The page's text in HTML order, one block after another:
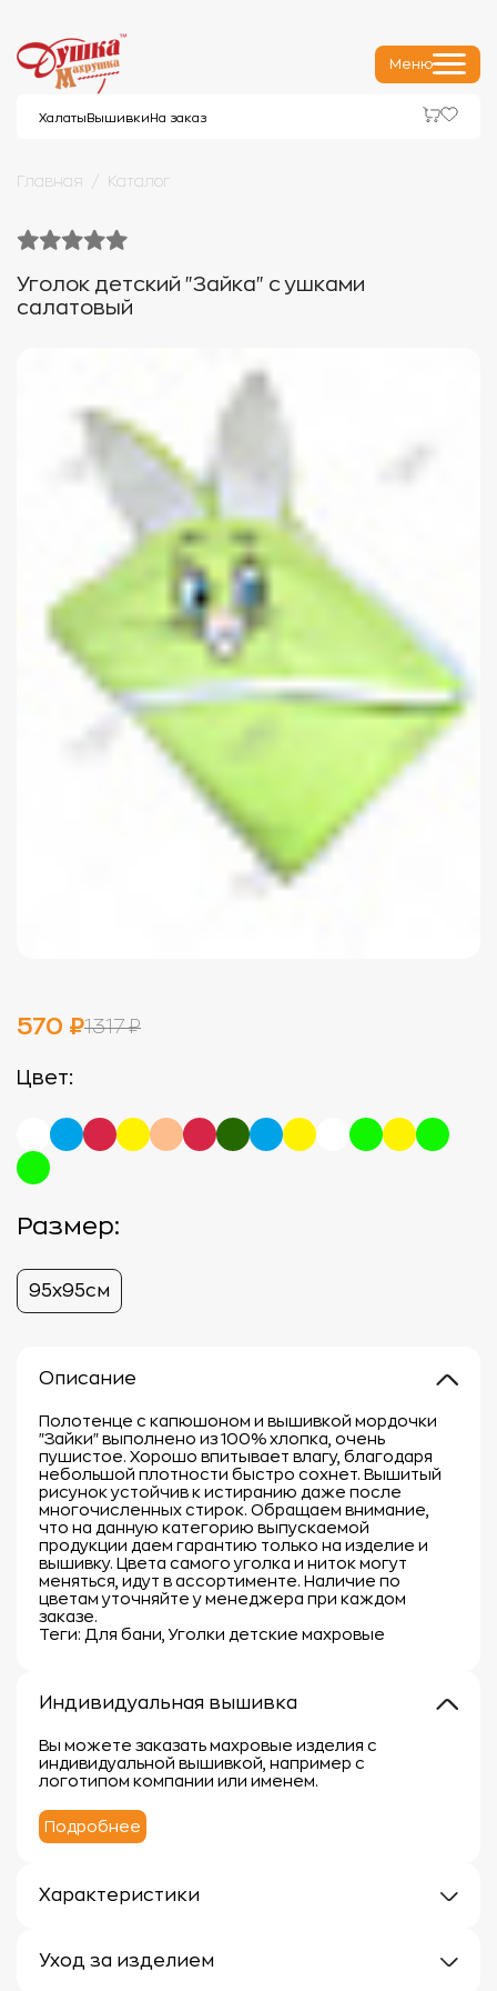
Меню
Халаты Вышивки На заказ
Главная Каталог
Уголок детский "Зайка" с ушками
салатовый
570 ₽1317 ₽
Цвет:
Размер:
95х95см
Описание
Полотенце с капюшоном и вышивкой мордочки
"Зайки" выполнено из 100% хлопка, очень
пушистое. Хорошо впитывает влагу, благодаря
небольшой плотности быстро сохнет. Вышитый
рисунок устойчив к истиранию даже после
многочисленных стирок. Обращаем внимание,
что на данную категорию выпускаемой
продукции даем гарантию только на изделие и
вышивку. Цвета самого уголка и ниток могут
меняться, идут в ассортименте. Наличие по
цветам уточняйте у менеджера при каждом
заказе.
Теги: Для бани, Уголки детские махровые
Индивидуальная вышивка
Вы можете заказать махровые изделия с
индивидуальной вышивкой, например с
логотипом компании или именем.
Подробнее
Характеристики
Материал: 100% хлопок
Уход за изделием